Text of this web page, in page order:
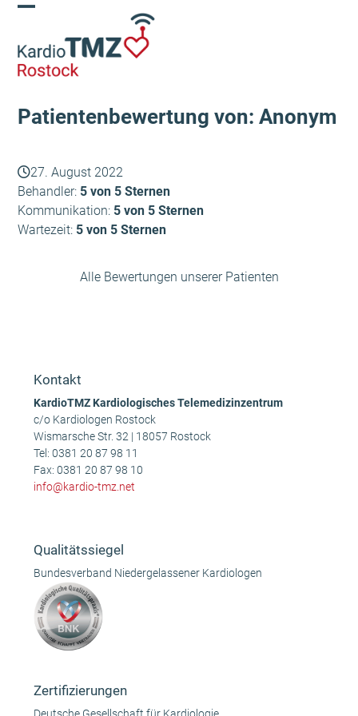
Skip
content
mobile
menu
mobile
menu
Patientenbewertung von: Anonym
27. August 2022
Behandler: 5 von 5 Sternen
Kommunikation: 5 von 5 Sternen
Wartezeit: 5 von 5 Sternen
Alle Bewertungen unserer Patienten
Kontakt
KardioTMZ Kardiologisches Telemedizinzentrum
c/o Kardiologen Rostock
Wismarsche Str. 32 | 18057 Rostock
Tel:0381 20 87 98 11
Fax: 0381 20 87 98 10
info@kardio-tmz.net
Qualitätssiegel
Bundesverband Niedergelassener Kardiologen
Zertifizierungen